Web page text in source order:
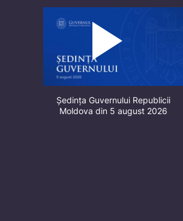
Ședința Guvernului Republicii
Moldova din 5 august 2026